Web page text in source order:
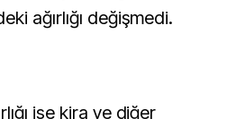
ağırlığı değişmedi.
ise kira ve diğer